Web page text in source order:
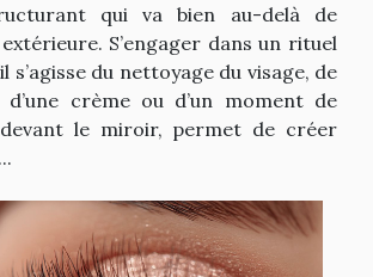
qui va bien au-delà de
S’engager dans un rituel
s’agisse du nettoyage du visage, de
d’une crème ou d’un moment de
le miroir, permet de créer